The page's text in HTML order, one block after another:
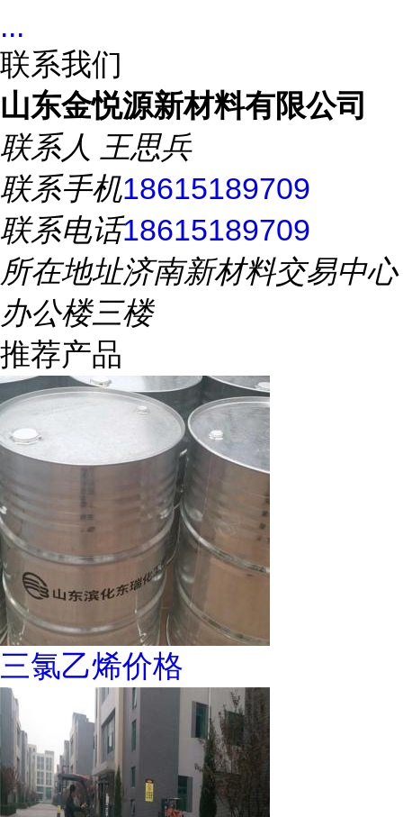
...
联系我们
山东金悦源新材料有限公司
联系人 王思兵
联系手机18615189709
联系电话18615189709
所在地址济南新材料交易中心
办公楼三楼
推荐产品
三氯乙烯价格